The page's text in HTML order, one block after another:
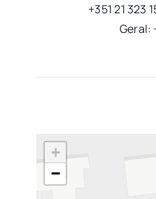
+351 21 323
Geral:
+
−